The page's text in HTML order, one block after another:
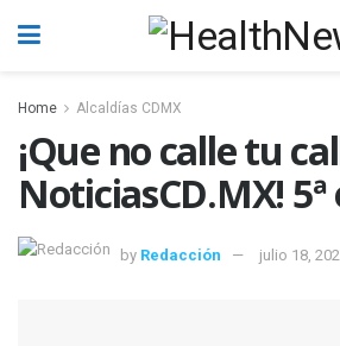
Home Alcaldías CDMX
¡Que no calle tu
NoticiasCD.MX!
by Redacción julio 18,